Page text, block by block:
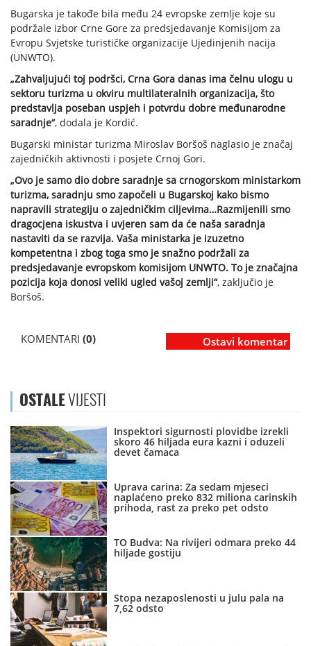
Bugarska je takođe bila među 24 evropske zemlje koje su
podržale izbor Crne Gore za predsjedavanje Komisijom za
Evropu Svjetske turističke organizacije Ujedinjenih nacija
(UNWTO).
„Zahvaljujući toj podršci, Crna Gora danas ima čelnu ulogu u
sektoru turizma u okviru multilateralnih organizacija, što
predstavlja poseban uspjeh i potvrdu dobre međunarodne
saradnje“, dodala je Kordić.
Bugarski ministar turizma Miroslav Boršoš naglasio je značaj
zajedničkih aktivnosti i posjete Crnoj Gori.
„Ovo je samo dio dobre saradnje sa crnogorskom ministarkom
turizma, saradnju smo započeli u Bugarskoj kako bismo
napravili strategiju o zajedničkim ciljevima…Razmijenili smo
dragocjena iskustva i uvjeren sam da će naša saradnja
nastaviti da se razvija. Vaša ministarka je izuzetno
kompetentna i zbog toga smo je snažno podržali za
predsjedavanje evropskom komisijom UNWTO. To je značajna
pozicija koja donosi veliki ugled vašoj zemlji“, zaključio je
Boršoš.
KOMENTARI (0) Ostavi komentar
OSTALEVIJESTI
Inspektori sigurnosti plovidbe izrekli
skoro 46 hiljada eura kazni i oduzeli
devet čamaca
Uprava carina: Za sedam mjeseci
naplaćeno preko 832 miliona carinskih
prihoda, rast za preko pet odsto
TO Budva: Na rivijeri odmara preko 44
hiljade gostiju
Stopa nezaposlenosti u julu pala na
7,62 odsto